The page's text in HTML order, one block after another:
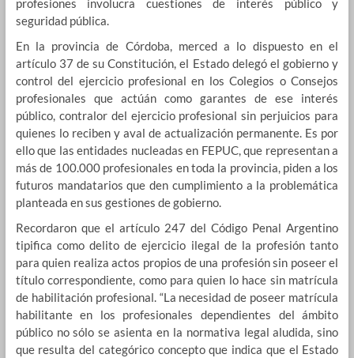
seguridad pública.
En la provincia de Córdoba, merced a lo dispuesto en el
artículo 37 de su Constitución, el Estado delegó el gobierno y
control del ejercicio profesional en los Colegios o Consejos
profesionales que actúán como garantes de ese interés
público, contralor del ejercicio profesional sin perjuicios para
quienes lo reciben y aval de actualización permanente. Es por
ello que las entidades nucleadas en FEPUC, que representan a
más de 100.000 profesionales en toda la provincia, piden a los
futuros mandatarios que den cumplimiento a la problemática
planteada en sus gestiones de gobierno.
Recordaron que el artículo 247 del Código Penal Argentino
tipifica como delito de ejercicio ilegal de la profesión tanto
para quien realiza actos propios de una profesión sin poseer el
título correspondiente, como para quien lo hace sin matrícula
de habilitación profesional. “La necesidad de poseer matrícula
habilitante en los profesionales dependientes del ámbito
público no sólo se asienta en la normativa legal aludida, sino
que resulta del categórico concepto que indica que el Estado